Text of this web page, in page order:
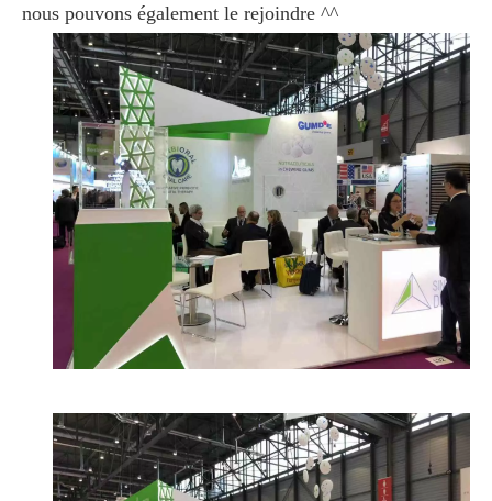
nous pouvons également le rejoindre ^^